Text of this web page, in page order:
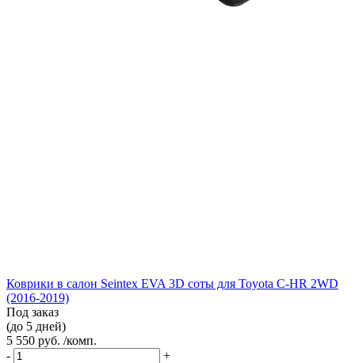
Коврики в салон Seintex EVA 3D соты для Toyota C-HR 2WD
(2016-2019)
Под заказ
(до 5 дней)
5 550 руб. /комп.
-
+